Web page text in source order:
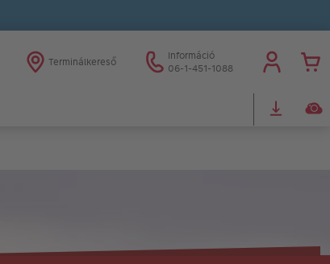
Terminálkereső
Információ
06-1-451-1088